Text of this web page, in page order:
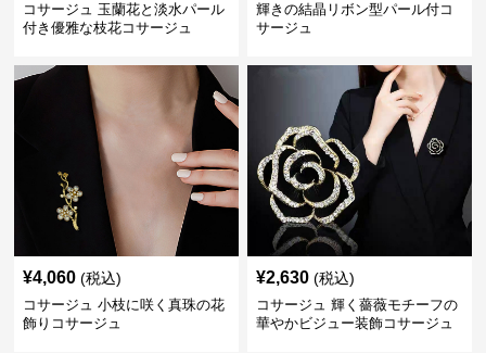
コサージュ 玉蘭花と淡水パール
付き優雅な枝花コサージュ
輝きの結晶リボン型パール付コ
サージュ
¥4,060 (税込)
コサージュ 小枝に咲く真珠の花
飾りコサージュ
¥2,630 (税込)
コサージュ 輝く薔薇モチーフの
華やかビジュー装飾コサージュ